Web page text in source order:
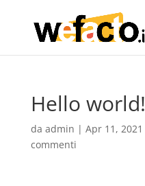
Hello world!
da admin | Apr 11, 2021
commenti